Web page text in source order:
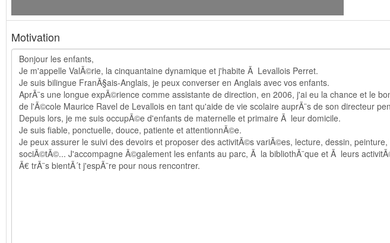
Motivation